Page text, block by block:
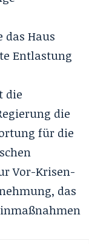
das Haus
Entlastung
die
die
für die
Vor-Krisen-
das